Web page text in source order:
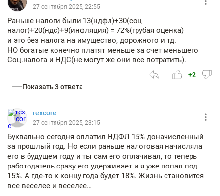
27 сентября 2025, 22:55
Раньше налоги были 13(ндфл)+30(соц
налог)+20(ндс)+9(инфляция) = 72%(грубая оценка)
и это без налога на имущество, дорожного и тд.
НО богатые конечно платят меньше за счет меньшего
Соц.налога и НДС(не могут же они все потратить).
+2
Показать 3 ответа
rexcore
27 сентября 2025, 23:15
Буквально сегодня оплатил НДФЛ 15% доначисленный
за прошлый год. Но если раньше налоговая начисляла
его в будущем году и ты сам его оплачивал, то теперь
работодатель сразу его удерживает и я уже попал под
15%. А где-то к концу года будет 18%. Жизнь становится
все веселее и веселее…